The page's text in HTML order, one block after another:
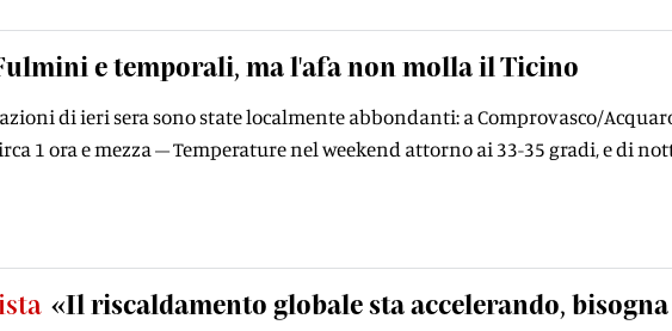
e temporali, ma l'afa non molla il Ticino
di ieri sera sono state localmente abbondanti: a Comprovasco/
1 ora e mezza – Temperature nel weekend attorno ai 33-35 gradi, e di
«Il riscaldamento globale sta accelerando,